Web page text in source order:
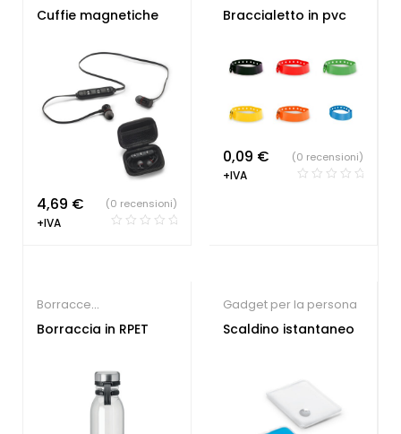
Cuffie magnetiche
4,69 €
+IVA
(0 recensioni)
Gadget per eventi,
personalizzati
Braccialetto in pvc
0,09 €
+IVA
(0 recensioni)
Borracce
Personalizzate
Borraccia in RPET
Gadget per la persona
Scaldino istantaneo